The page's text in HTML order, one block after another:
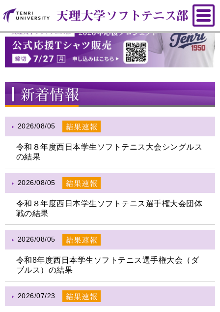
2026/08/05
令和８年度西日本学生ソフトテニス大会シングルス
の結果
2026/08/05
令和８年度西日本学生ソフトテニス選手権大会団体
戦の結果
2026/08/05
令和8年度西日本学生ソフトテニス選手権大会（ダ
ブルス）の結果
2026/07/23